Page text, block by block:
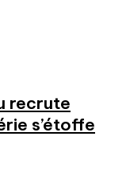
recrute
s’étoffe